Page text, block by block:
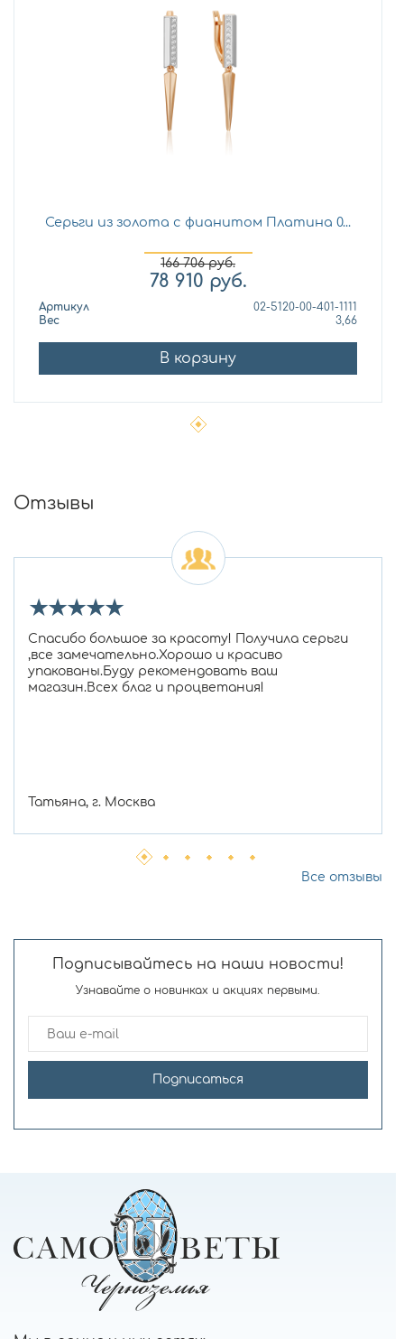
Серьги из золота с фианитом Платина 0...
166 706руб.
78 910 руб.
Артикул
02-5120-00-401-1111
Вес
3,66
В корзину
Отзывы
★★★★★
Спасибо большое за красоту! Получила серьги
,все замечательно.Хорошо и красиво
упакованы.Буду рекомендовать ваш
магазин.Всех благ и процветания!
Татьяна, г. Москва
Все отзывы
Подписывайтесь на наши новости!
Узнавайте о новинках и акциях первыми.
Подписаться